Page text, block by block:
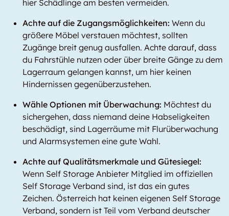
hier Schädlinge am besten vermeiden.
Achte auf die Zugangsmöglichkeiten: Wenn du
größere Möbel verstauen möchtest, sollten
Zugänge breit genug ausfallen. Achte darauf, dass
du Fahrstühle nutzen oder über breite Gänge zu dem
Lagerraum gelangen kannst, um hier keinen
Hindernissen gegenüberzustehen.
Wähle Optionen mit Überwachung: Möchtest du
sichergehen, dass niemand deine Habseligkeiten
beschädigt, sind Lagerräume mit Flurüberwachung
und Alarmsystemen eine gute Wahl.
Achte auf Qualitätsmerkmale und Gütesiegel:
Wenn Self Storage Anbieter Mitglied im offiziellen
Self Storage Verband sind, ist das ein gutes
Zeichen. Österreich hat keinen eigenen Self Storage
Verband, sondern ist Teil vom Verband deutscher